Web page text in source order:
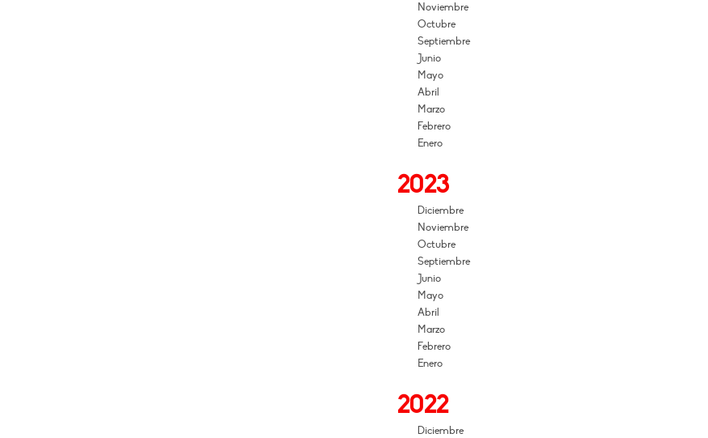
Noviembre
Octubre
Septiembre
Junio
Mayo
Abril
Marzo
Febrero
Enero
2023
Diciembre
Noviembre
Octubre
Septiembre
Junio
Mayo
Abril
Marzo
Febrero
Enero
2022
Diciembre